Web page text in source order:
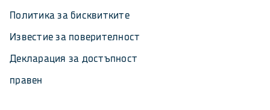
Политика за бисквитките
Известие за поверителност
Декларация за достъпност
правен